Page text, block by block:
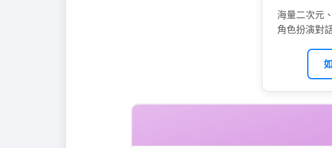
海量二次元
角色扮演對